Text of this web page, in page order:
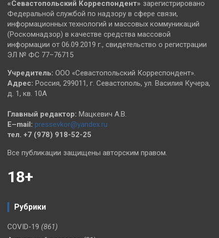
«Севастопольский Корреспондент» зарегистрировано
Федеральной службой по надзору в сфере связи,
информационных технологий и массовых коммуникаций
(Роскомнадзор) в качестве средства массовой
информации от 06.09.2019 г., свидетельство о регистрации
ЭЛ № ФС 77–76715
Учредитель: ООО «Севастопольский Корреспондент».
Адрес: Россия, 299011, г. Севастополь, ул. Василия Кучера,
д. 1, кв. 10А
Главный редактор: Мацкевич А.В.
E–mail: pressevkor@yandex.ru
тел. +7 (978) 918-52-25
Все публикации защищены авторским правом.
18+
Рубрики
COVID-19 (861)